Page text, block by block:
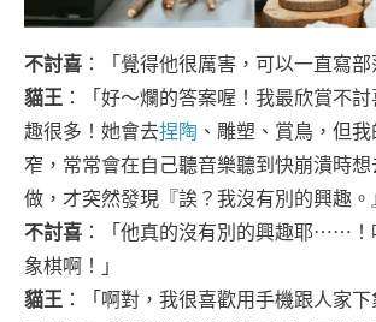
不討喜 ：「覺得他很厲害，可以一直寫部
貓王 ：「好～爛的答案喔！我最欣賞不
趣很多！她會去捏陶 、雕塑、賞鳥，但
窄，常常會在自己聽音樂聽到快崩潰時
做，才突然發現『誒？我沒有別的興趣。
不討喜 ：「他真的沒有別的興趣耶⋯⋯！
象棋啊！」
貓王 ：「啊對，我很喜歡用手機跟人家下